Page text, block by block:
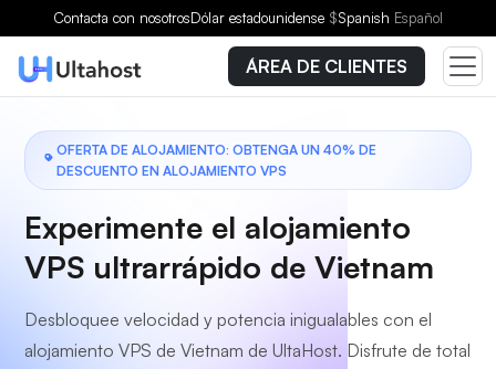
Contacta con nosotrosDólar estadounidense $Spanish Español
ÁREA DE CLIENTES
OFERTA DE ALOJAMIENTO: OBTENGA UN 40% DE
DESCUENTO EN ALOJAMIENTO VPS
Experimente el alojamiento
VPS ultrarrápido de Vietnam
Desbloquee velocidad y potencia inigualables con el
alojamiento VPS de Vietnam de UltaHost. Disfrute de total